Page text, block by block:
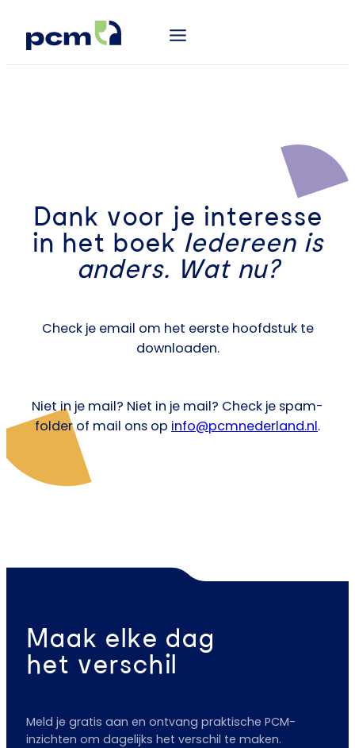
Dank voor je interesse
in het boek Iedereen is
anders. Wat nu?
Check je email om het eerste hoofdstuk te
downloaden.
Niet in je mail? Niet in je mail? Check je spam-
folder of mail ons op info@pcmnederland.nl.
Maak elke dag
het verschil
Meld je gratis aan en ontvang praktische PCM-
inzichten om dagelijks het verschil te maken.